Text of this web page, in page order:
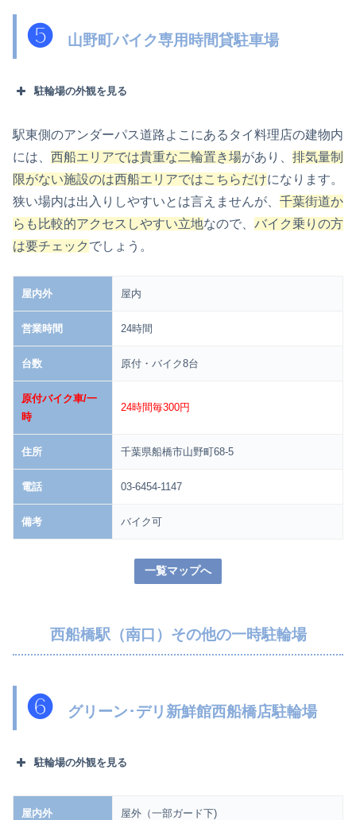
❺山野町バイク専用時間貸駐車場
駐輪場の外観を見る
駅東側のアンダーパス道路よこにあるタイ料理店の建物内
には、 西船エリアでは貴重な二輪置き場があり、 排気量制
限がない施設のは西船エリアではこちらだけになります。
狭い場内は出入りしやすいとは言えませんが、 千葉街道か
らも比較的アクセスしやすい立地なので、 バイク乗りの方
は要チェック でしょう。
屋内外 屋内
営業時間 24時間
台数 原付・バイク8台
原付バイク車/一
時
24時間毎300円
住所 千葉県船橋市山野町68-5
電話 03-6454-1147
備考 バイク可
一覧マップへ
西船橋駅（南口）その他の一時駐輪場
❻グリーン･デリ新鮮館西船橋店駐輪場
駐輪場の外観を見る
屋内外 屋外（一部ガード下)